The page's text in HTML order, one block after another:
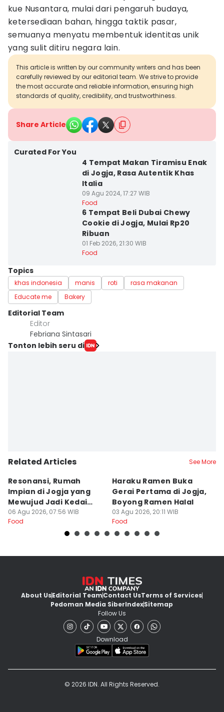
kue Nusantara, mulai dari pengaruh budaya,
ketersediaan bahan, hingga taktik pasar,
semuanya menyatu membentuk identitas unik
yang sulit ditiru negara lain.
This article is written by our community writers and has been
carefully reviewed by our editorial team. We strive to provide
the most accurate and reliable information, ensuring high
standards of quality, credibility, and trustworthiness.
Share Article
Curated For You
4 Tempat Makan Tiramisu Enak
di Jogja, Rasa Autentik Khas
Italia
09 Agu 2024, 17:27 WIB
Food
6 Tempat Beli Dubai Chewy
Cookie di Jogja, Mulai Rp20
Ribuan
01 Feb 2026, 21:30 WIB
Food
Topics
khas indonesia manis roti
rasa makanan
Educate me
Bakery
Editorial Team
Editor
Febriana Sintasari
Tonton lebih seru di
Related Articles See More
Resonansi, Rumah
Impian di Jogja yang
Mewujud Jadi Kedai
Ramen dan Burger
06 Agu 2026, 07:56 WIB
Food
Haraku Ramen Buka
Gerai Pertama di Jogja,
Boyong Ramen Halal
03 Agu 2026, 20:11 WIB
Food
About UsEditorial TeamContact UsTerms of Services
Pedoman Media SiberIndexSitemap
Follow Us
Download
© 2026 IDN. All Rights Reserved.